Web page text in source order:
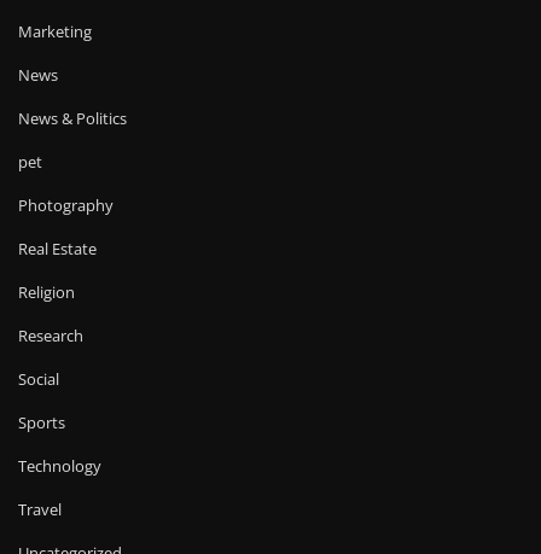
Marketing
News
News & Politics
pet
Photography
Real Estate
Religion
Research
Social
Sports
Technology
Travel